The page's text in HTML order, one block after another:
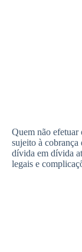
Quem não efetuar
sujeito à cobrança
dívida em dívida
legais e